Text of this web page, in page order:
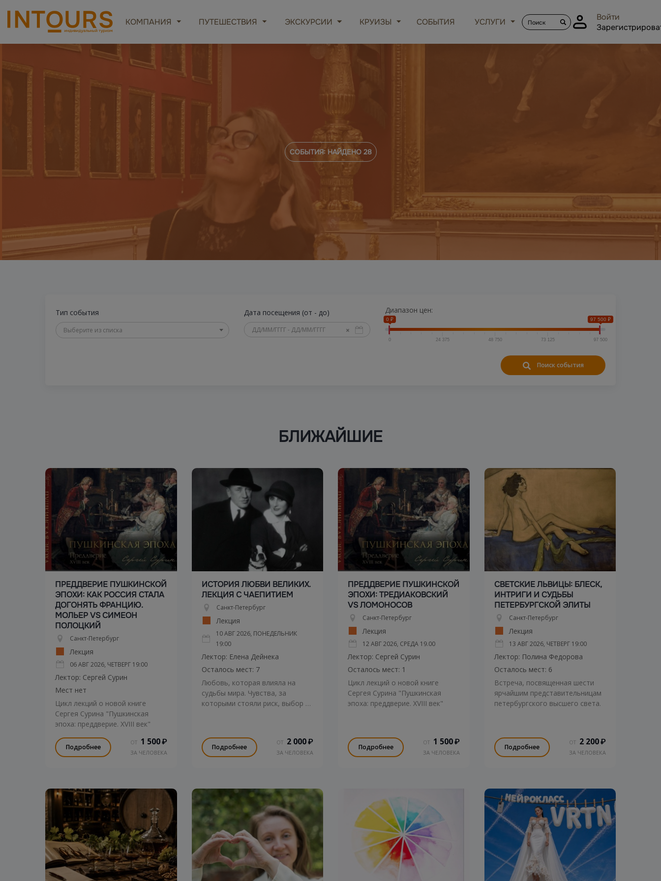
КОМПАНИЯ ПУТЕШЕСТВИЯ ЭКСКУРСИИ КРУИЗЫ СОБЫТИЯ УСЛУГИ
Войти
СОБЫТИЯ: НАЙДЕНО 28
Тип события
Выберите из списка
Дата посещения (от - до)
×
Диапазон цен:
0 ₽ 97 500 ₽
0 24 375 48 750 73 125 97 500
Поиск события
БЛИЖАЙШИЕ
ПРЕДДВЕРИЕ ПУШКИНСКОЙ
ЭПОХИ: КАК РОССИЯ СТАЛА
ДОГОНЯТЬ ФРАНЦИЮ.
МОЛЬЕР VS СИМЕОН
ПОЛОЦКИЙ
Санкт-Петербург
Лекция
06 АВГ 2026, ЧЕТВЕРГ 19:00
Лектор: Сергей Сурин
Мест нет
Цикл лекций о новой книге
Сергея Сурина "Пушкинская
эпоха: преддверие. XVIII век"
Подробнее
ОТ 1 500₽
ЗА ЧЕЛОВЕКА
ИСТОРИЯ ЛЮБВИ ВЕЛИКИХ.
ЛЕКЦИЯ С ЧАЕПИТИЕМ
Санкт-Петербург
Лекция
10 АВГ 2026, ПОНЕДЕЛЬНИК
19:00
Лектор: Елена Дейнека
Осталось мест: 7
Любовь, которая влияла на
судьбы мира. Чувства, за
которыми стояли риск, выбор и
Подробнее
ОТ 2 000₽
ЗА ЧЕЛОВЕКА
ПРЕДДВЕРИЕ ПУШКИНСКОЙ
ЭПОХИ: ТРЕДИАКОВСКИЙ
VS ЛОМОНОСОВ
Санкт-Петербург
Лекция
12 АВГ 2026, СРЕДА 19.00
Лектор: Сергей Сурин
Осталось мест: 1
Цикл лекций о новой книге
Сергея Сурина "Пушкинская
эпоха: преддверие. XVIII век"
Подробнее
ОТ 1 500₽
ЗА ЧЕЛОВЕКА
СВЕТСКИЕ ЛЬВИЦЫ: БЛЕСК,
ИНТРИГИ И СУДЬБЫ
ПЕТЕРБУРГСКОЙ ЭЛИТЫ
Санкт-Петербург
Лекция
13 АВГ 2026, ЧЕТВЕРГ 19:00
Лектор: Полина Федорова
Осталось мест: 6
Встреча, посвященная шести
ярчайшим представительницам
петербургского высшего света.
Подробнее
ОТ 2 200₽
ЗА ЧЕЛОВЕКА